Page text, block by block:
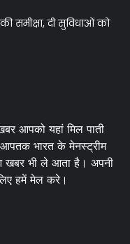
समीक्षा, दी सुविधाओं को
आपको यहां मिल पाती
आपतक भारत के मेनस्ट्रीम
खबर भी ले आता है। अपनी
हमें मेल करे।